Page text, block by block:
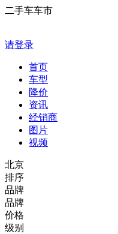
二手车车市
请登录
首页
车型
降价
资讯
经销商
图片
视频
北京
排序
品牌
品牌
价格
级别